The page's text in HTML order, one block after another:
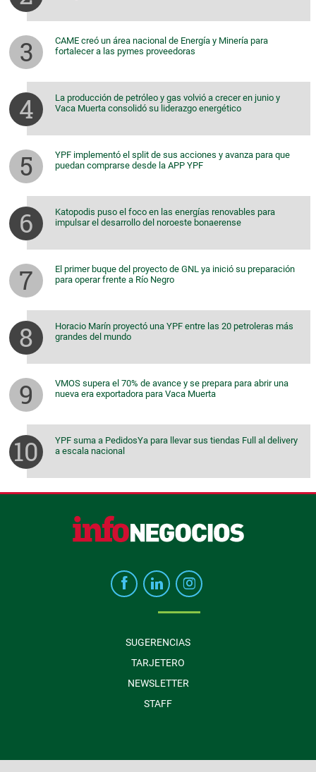
CAME creó un área nacional de Energía y Minería para
fortalecer a las pymes proveedoras
La producción de petróleo y gas volvió a crecer en junio y
Vaca Muerta consolidó su liderazgo energético
YPF implementó el split de sus acciones y avanza para que
puedan comprarse desde la APP YPF
Katopodis puso el foco en las energías renovables para
impulsar el desarrollo del noroeste bonaerense
El primer buque del proyecto de GNL ya inició su preparación
para operar frente a Río Negro
Horacio Marín proyectó una YPF entre las 20 petroleras más
grandes del mundo
VMOS supera el 70% de avance y se prepara para abrir una
nueva era exportadora para Vaca Muerta
YPF suma a PedidosYa para llevar sus tiendas Full al delivery
a escala nacional
SUGERENCIAS
TARJETERO
NEWSLETTER
STAFF